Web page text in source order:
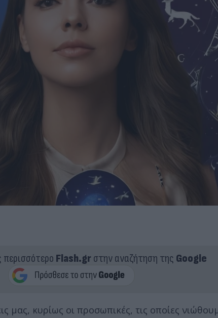
περισσότερο Flash.grστην αναζήτηση της Google
μας, κυρίως οι προσωπικές, τις οποίες